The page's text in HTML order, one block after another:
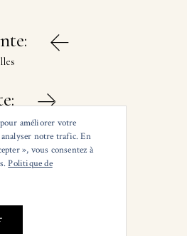
améliorer votre
notre trafic. En
», vous consentez à
Politique de